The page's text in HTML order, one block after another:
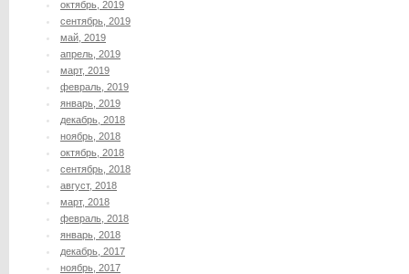
октябрь, 2019
сентябрь, 2019
май, 2019
апрель, 2019
март, 2019
февраль, 2019
январь, 2019
декабрь, 2018
ноябрь, 2018
октябрь, 2018
сентябрь, 2018
август, 2018
март, 2018
февраль, 2018
январь, 2018
декабрь, 2017
ноябрь, 2017